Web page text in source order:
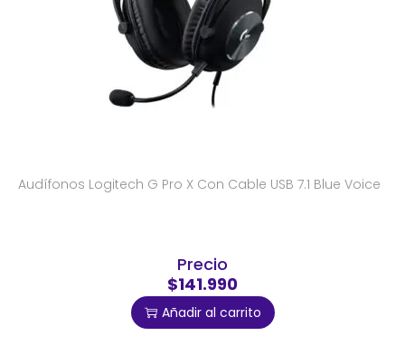
Audífonos Logitech G Pro X Con Cable USB 7.1 Blue Voice
Precio
$141.990
Añadir al carrito